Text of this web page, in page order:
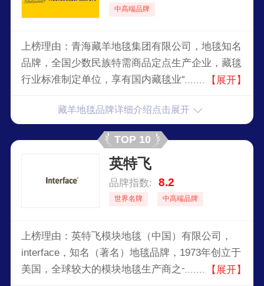
中高端品牌
上榜理由：青海藏羊地毯集团有限公司，地毯知名
品牌，全国少数民族特需商品定点生产企业，藏毯
行业标准制定单位，享有国内藏毯业“领头羊”的美
产经营企业。
【展开】
藏羊地毯品牌详细介绍点击展开
TOP 10
英特飞
品牌指数: 8.2
世界名牌 中高端品牌
上榜理由：英特飞模块地毯（中国）有限公司，
interface，知名（著名）地毯品牌，1973年创立于
美国，全球较大的模块地毯生产商之一，因其创意
【展开】